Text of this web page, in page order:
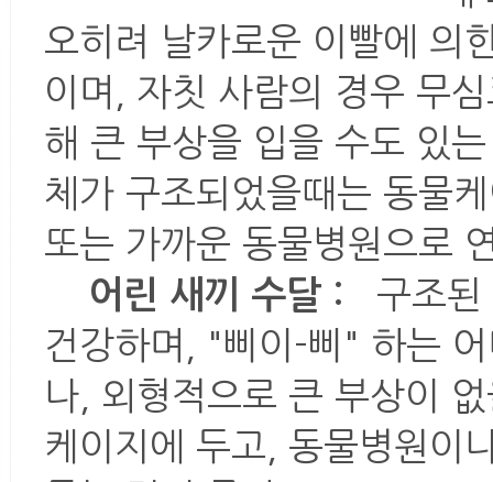
오히려 날카로운 이빨에 의
이며, 자칫 사람의 경우 무
해 큰 부상을 입을 수도 있
체가 구조되었을때는 동물
또는 가까운 동물병원으로
어린 새끼 수달 :
구조된
건강하며, "삐이-삐" 하는
나, 외형적으로 큰 부상이
케이지에 두고, 동물병원이